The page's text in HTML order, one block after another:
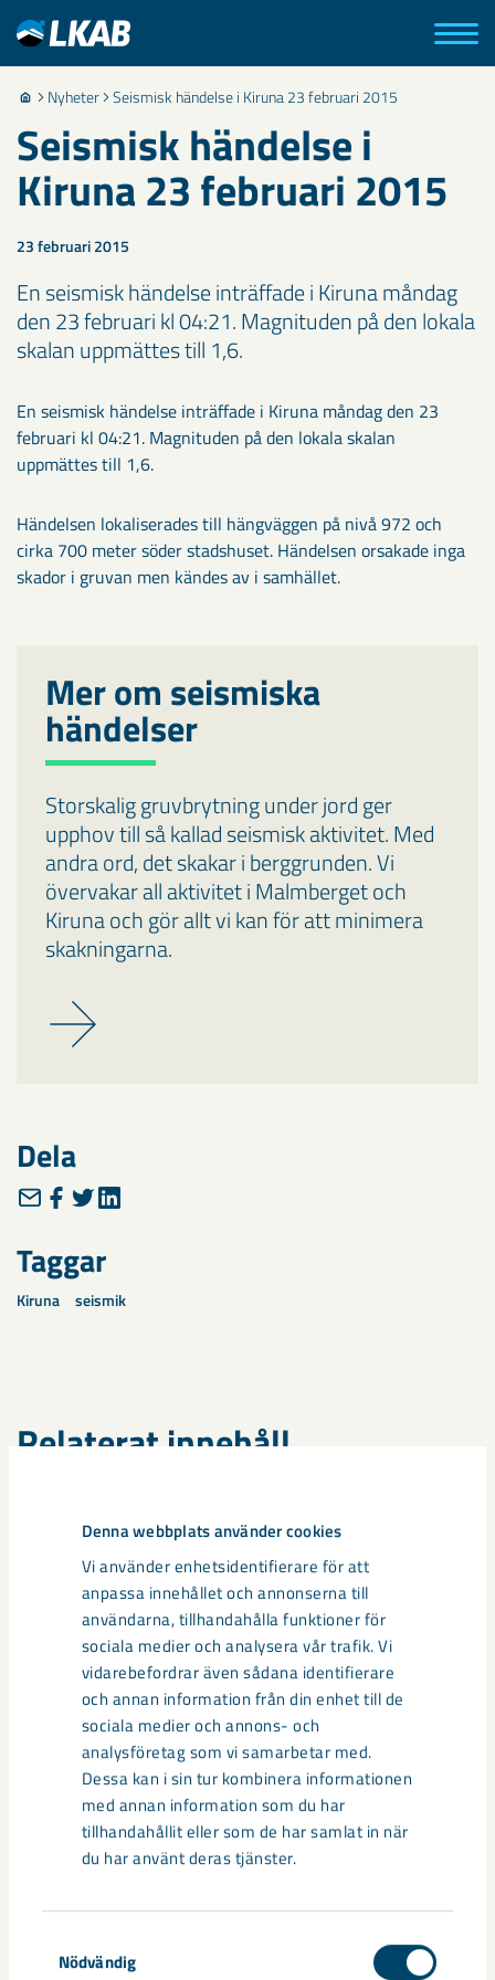
Denna webbplats använder cookies
Vi använder enhetsidentifierare för att
anpassa innehållet och annonserna till
användarna, tillhandahålla funktioner för
sociala medier och analysera vår trafik. Vi
vidarebefordrar även sådana identifierare
och annan information från din enhet till de
sociala medier och annons- och
analysföretag som vi samarbetar med.
Dessa kan i sin tur kombinera informationen
med annan information som du har
tillhandahållit eller som de har samlat in när
du har använt deras tjänster.
Nödvändig
Nyheter Seismisk händelse i Kiruna 23 februari 2015
Seismisk händelse i
Kiruna 23 februari 2015
23 februari 2015
En seismisk händelse inträffade i Kiruna måndag
den 23 februari kl 04:21. Magnituden på den lokala
skalan uppmättes till 1,6.
En seismisk händelse inträffade i Kiruna måndag den 23
februari kl 04:21. Magnituden på den lokala skalan
uppmättes till 1,6.
Händelsen lokaliserades till hängväggen på nivå 972 och
cirka 700 meter söder stadshuset. Händelsen orsakade inga
skador i gruvan men kändes av i samhället.
Mer om seismiska
händelser
Storskalig gruvbrytning under jord ger
upphov till så kallad seismisk aktivitet. Med
andra ord, det skakar i berggrunden. Vi
övervakar all aktivitet i Malmberget och
Kiruna och gör allt vi kan för att minimera
skakningarna.
Dela
Taggar
Kiruna seismik
Relaterat innehåll
Sibirien-området i gamla Kiruna
centrum avvecklas under 2026
Under sommaren 2026 fortsätter avveckling av fastigheter i
gamla Kiruna centrum på grund av den pågående gruvdriften